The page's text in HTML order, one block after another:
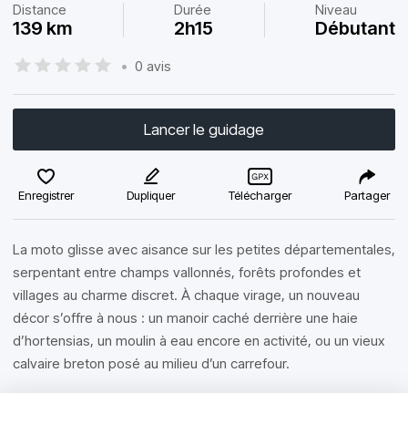
Distance
139 km
Durée
2h15
Niveau
Débutant
• 0 avis
Lancer le guidage
Enregistrer Dupliquer Télécharger Partager
La moto glisse avec aisance sur les petites départementales,
serpentant entre champs vallonnés, forêts profondes et
villages au charme discret. À chaque virage, un nouveau
décor s’offre à nous : un manoir caché derrière une haie
d’hortensias, un moulin à eau encore en activité, ou un vieux
calvaire breton posé au milieu d’un carrefour.